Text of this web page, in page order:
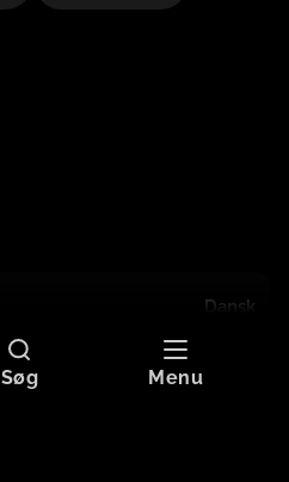
Dansk
HAN, HUN, DIRCH OG DARIO
Søg Menu